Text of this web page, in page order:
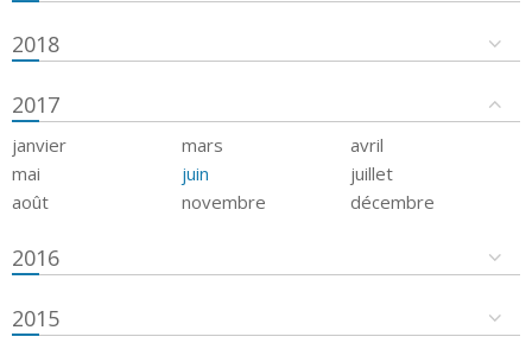
2018
2017
janvier mars
avril
mai
juin
juillet
août
novembre décembre
2016
2015